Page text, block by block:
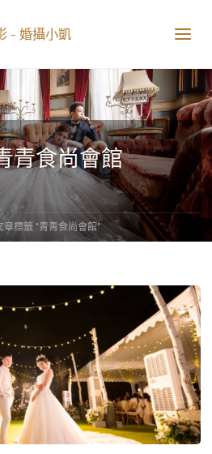
- 婚攝小凱
青食尚會館
章標籤 "青青食尚會館"